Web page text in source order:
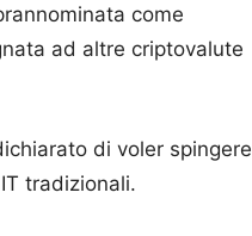
come
ad altre criptovalute
di voler spingere
tradizionali.